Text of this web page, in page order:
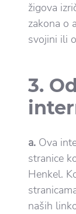
žigova
zakona o
svojini ili
3.
a.Ova
stranice
Henkel.
naših